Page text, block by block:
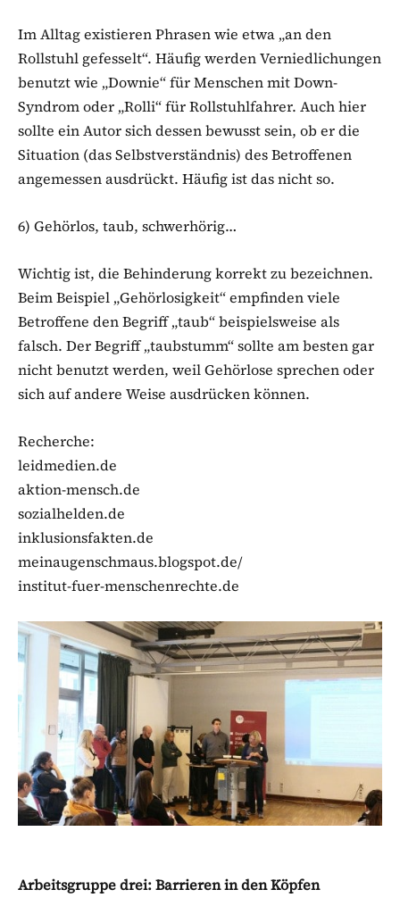
Im Alltag existieren Phrasen wie etwa „an den
Rollstuhl gefesselt“. Häufig werden Verniedlichungen
benutzt wie „Downie“ für Menschen mit Down-
Syndrom oder „Rolli“ für Rollstuhlfahrer. Auch hier
sollte ein Autor sich dessen bewusst sein, ob er die
Situation (das Selbstverständnis) des Betroffenen
angemessen ausdrückt. Häufig ist das nicht so.
6) Gehörlos, taub, schwerhörig…
Wichtig ist, die Behinderung korrekt zu bezeichnen.
Beim Beispiel „Gehörlosigkeit“ empfinden viele
Betroffene den Begriff „taub“ beispielsweise als
falsch. Der Begriff „taubstumm“ sollte am besten gar
nicht benutzt werden, weil Gehörlose sprechen oder
sich auf andere Weise ausdrücken können.
Recherche:
leidmedien.de
aktion-mensch.de
sozialhelden.de
inklusionsfakten.de
meinaugenschmaus.blogspot.de/
institut-fuer-menschenrechte.de
Arbeitsgruppe drei: Barrieren in den Köpfen